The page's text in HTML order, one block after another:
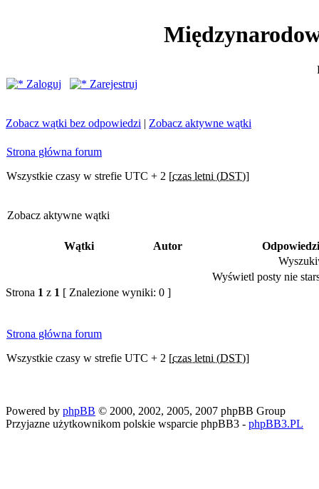
Zaloguj
Zarejestruj
Zobacz wątki bez odpowiedzi | Zobacz aktywne wątki
Strona główna forum
Wszystkie czasy w strefie UTC + 2 [czas letni (DST)]
Zobacz aktywne wątki
Wątki Autor
Wyświetl posty nie
Strona 1 z 1 [ Znalezione wyniki: 0 ]
Strona główna forum
Wszystkie czasy w strefie UTC + 2 [czas letni (DST)]
Powered by phpBB © 2000, 2002, 2005, 2007 phpBB Group
Przyjazne użytkownikom polskie wsparcie phpBB3 - phpBB3.PL